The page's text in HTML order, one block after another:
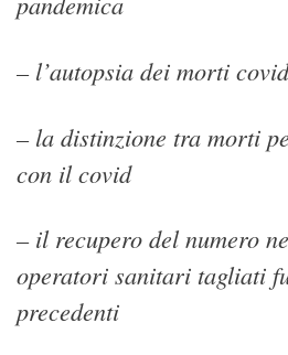
– l’autopsia dei morti covid
– la distinzione tra morti
con il covid
– il recupero del numero
operatori sanitari tagliati
precedenti